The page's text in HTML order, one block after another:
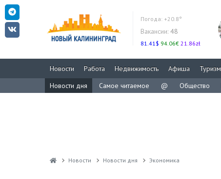
Погода: +20.8°
Вакансии: 48
81.41$ 94.06€ 21.86zł
Новости Работа Недвижимость Афиша Туризм
Новости дня
Самое читаемое @ Общество
Новости Новости дня Экономика